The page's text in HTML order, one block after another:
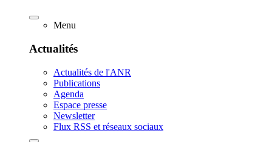
Menu
Actualités
Actualités de l'ANR
Publications
Agenda
Espace presse
Newsletter
Flux RSS et réseaux sociaux